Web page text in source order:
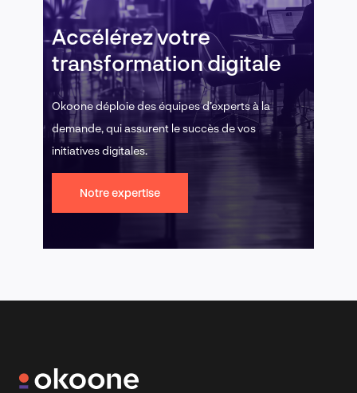
Accélérez votre
transformation digitale
Okoone déploie des équipes d’experts à la
demande, qui assurent le succès de vos
initiatives digitales.
Notre expertise